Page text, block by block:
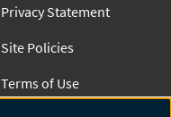
Privacy Statement
Site Policies
Terms of Use